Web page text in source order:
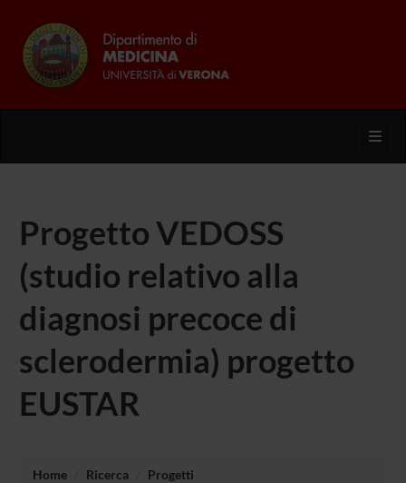
Progetto VEDOSS
(studio relativo alla
diagnosi precoce di
sclerodermia) progetto
EUSTAR
Home Ricerca
Progetti